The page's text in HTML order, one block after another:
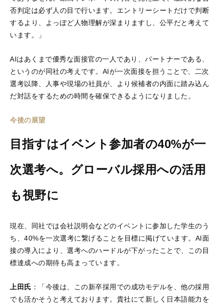
否判定は必ず人の目で行います。エントリーシートだけで判断
するより、よっぽど人物理解が深まりますし、公平だと考えて
います。」
AIはあくまで優秀な面接官の一人であり、パートナーである、
というのが同社の考えです。AIが一次面接を担うことで、二次
選考以降、人事や現場の社員が、より候補者の内面に踏み込ん
だ対話をするための時間を確保できるようになりました。
今後の展望
目指すはイベント参加者の40%が一
次選考へ。グローバル採用への活用
も視野に
現在、同社では会社説明会などのイベントに参加した学生のう
ち、40%を一次選考に繋げることを目標に掲げています。AI面
接の導入により、選考へのハードルが下がったことで、この目
標達成への期待も高まっています。
上田氏 ：「今後は、この新卒採用での成功モデルを、他の採用
でも活かそうと考えております。貴社にて新しく日本語能力を